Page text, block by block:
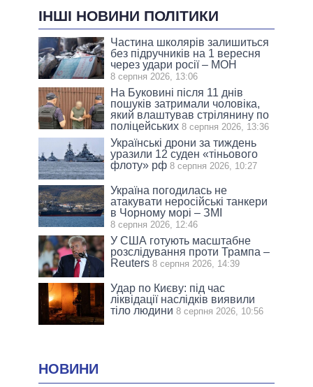
ІНШІ НОВИНИ ПОЛІТИКИ
Частина школярів залишиться
без підручників на 1 вересня
через удари росії – МОН
8 серпня 2026, 13:06
На Буковині після 11 днів
пошуків затримали чоловіка,
який влаштував стрілянину по
поліцейських 8 серпня 2026, 13:36
Українські дрони за тиждень
уразили 12 суден «тіньового
флоту» рф 8 серпня 2026, 10:27
Україна погодилась не
атакувати неросійські танкери
в Чорному морі – ЗМІ
8 серпня 2026, 12:46
У США готують масштабне
розслідування проти Трампа –
Reuters 8 серпня 2026, 14:39
Удар по Києву: під час
ліквідації наслідків виявили
тіло людини 8 серпня 2026, 10:56
НОВИНИ